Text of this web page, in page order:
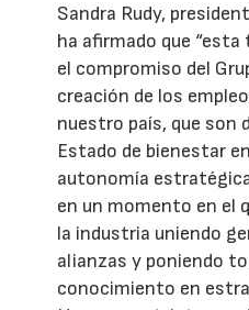
Sandra Rudy,
ha afirmado que
el compromiso del
creación de los
nuestro país, que son
Estado de bienestar
autonomía
en un momento en el
la industria uniendo
alianzas y poniendo
conocimiento en